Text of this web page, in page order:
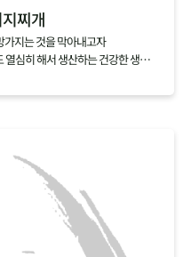
찌개
가지는 것을 막아내고자
심히 해서 생산하는 건강한 생활